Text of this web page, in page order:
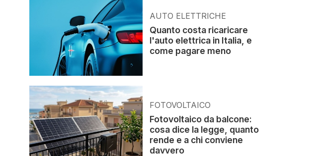
AUTO ELETTRICHE
Quanto costa ricaricare
l'auto elettrica in Italia, e
come pagare meno
FOTOVOLTAICO
Fotovoltaico da balcone:
cosa dice la legge, quanto
rende e a chi conviene
davvero